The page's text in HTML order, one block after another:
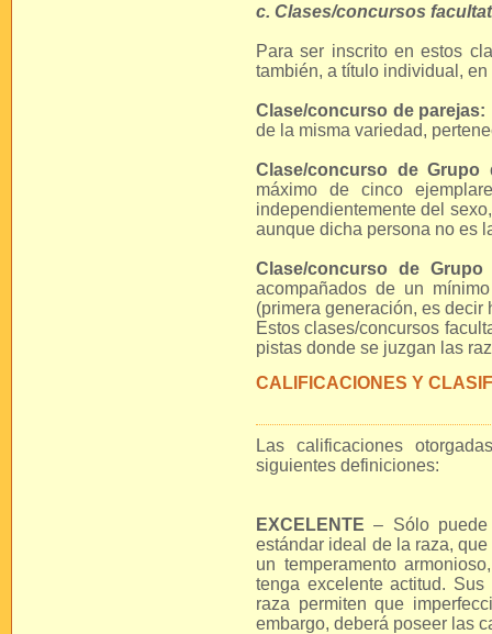
c. Clases/concursos
Para ser inscrito en estos
también, a título individual,
Clase/concurso de parejas:
de la misma variedad,
Clase/concurso de
máximo de cinco
independientemente del
aunque dicha persona no es
Clase/concurso de
acompañados de un
(primera generación, es decir
Estos clases/concursos
pistas donde se juzgan las
CALIFICACIONES Y
Las calificaciones
siguientes definiciones:
EXCELENTE– Sólo
estándar ideal de la raza,
un temperamento
tenga excelente actitud.
raza permiten que
embargo, deberá poseer las